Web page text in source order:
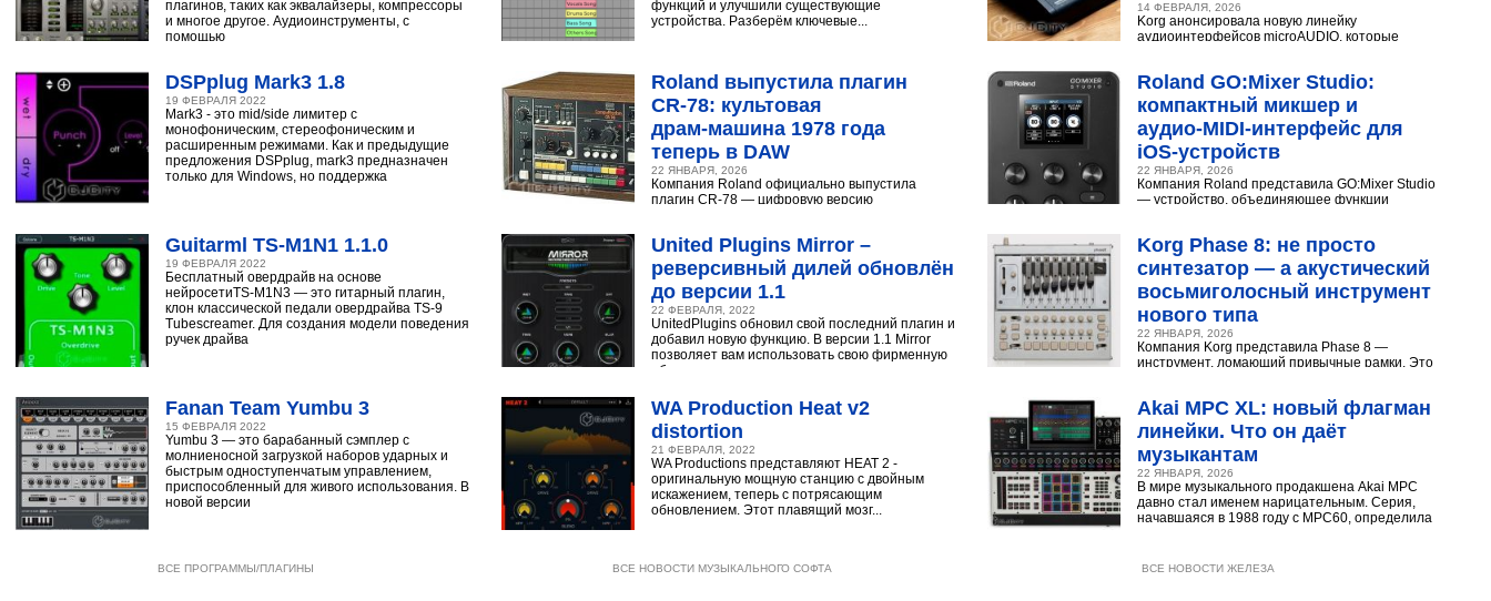
плагинов, таких как эквалайзеры, компрессоры
и многое другое. Аудиоинструменты, с
помощью
DSPplug Mark3 1.8
19 ФЕВРАЛЯ 2022
Mark3 - это mid/side лимитер с
монофоническим, стереофоническим и
расширенным режимами. Как и предыдущие
предложения DSPplug, mark3 предназначен
только для Windows, но поддержка
Guitarml TS-M1N1 1.1.0
19 ФЕВРАЛЯ 2022
Бесплатный овердрайв на основе
нейросетиTS-M1N3 — это гитарный плагин,
клон классической педали овердрайва TS-9
Tubescreamer. Для создания модели поведения
ручек драйва
Fanan Team Yumbu 3
15 ФЕВРАЛЯ 2022
Yumbu 3 — это барабанный сэмплер с
молниеносной загрузкой наборов ударных и
быстрым одноступенчатым управлением,
приспособленный для живого использования. В
новой версии
ВСЕ ПРОГРАММЫ/ПЛАГИНЫ
функций и улучшили существующие
устройства. Разберём ключевые...
Roland выпустила плагин
CR‑78: культовая
драм‑машина 1978 года
теперь в DAW
22 ЯНВАРЯ, 2026
Компания Roland официально выпустила
плагин CR-78 — цифровую версию
United Plugins Mirror –
реверсивный дилей обновлён
до версии 1.1
22 ФЕВРАЛЯ, 2022
UnitedPlugins обновил свой последний плагин и
добавил новую функцию. В версии 1.1 Mirror
позволяет вам использовать свою фирменную
обратную...
WA Production Heat v2
distortion
21 ФЕВРАЛЯ, 2022
WA Productions представляют HEAT 2 -
оригинальную мощную станцию с двойным
искажением, теперь с потрясающим
обновлением. Этот плавящий мозг...
ВСЕ НОВОСТИ МУЗЫКАЛЬНОГО СОФТА
14 ФЕВРАЛЯ, 2026
Korg анонсировала новую линейку
аудиоинтерфейсов microAUDIO, которые
Roland GO:Mixer Studio:
компактный микшер и
аудио‑MIDI‑интерфейс для
iOS‑устройств
22 ЯНВАРЯ, 2026
Компания Roland представила GO:Mixer Studio
— устройство, объединяющее функции
Korg Phase 8: не просто
синтезатор — а акустический
восьмиголосный инструмент
нового типа
22 ЯНВАРЯ, 2026
Компания Korg представила Phase 8 —
инструмент, ломающий привычные рамки. Это
Akai MPC XL: новый флагман
линейки. Что он даёт
музыкантам
22 ЯНВАРЯ, 2026
В мире музыкального продакшена Akai MPC
давно стал именем нарицательным. Серия,
начавшаяся в 1988 году с MPC60, определила
ВСЕ НОВОСТИ ЖЕЛЕЗА